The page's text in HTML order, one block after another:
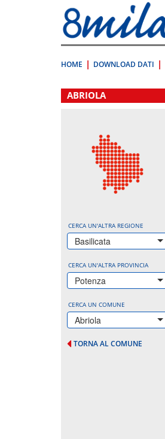
direttamente
a:
Contenuto
HOME DOWNLOAD DATI
.
ABRIOLA
CERCA UN'ALTRA REGIONE
Basilicata
CERCA UN'ALTRA PROVINCIA
Potenza
CERCA UN COMUNE
Abriola
TORNA AL COMUNE